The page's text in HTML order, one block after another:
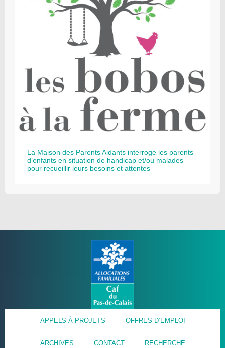
La Maison des Parents Aidants interroge les parents
d’enfants en situation de handicap et/ou malades
pour recueillir leurs besoins et attentes
APPELS À PROJETS OFFRES D’EMPLOI
ARCHIVES CONTACT RECHERCHE